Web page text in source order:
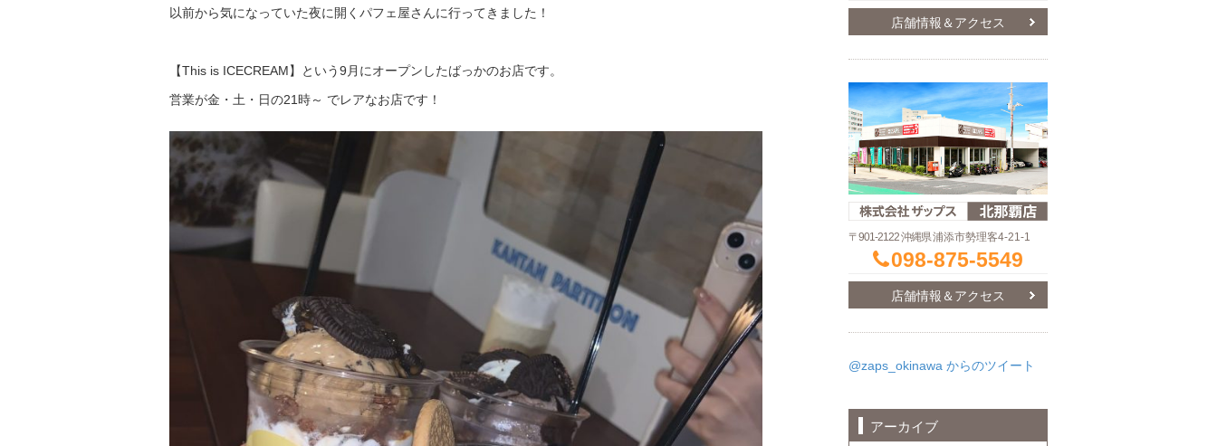
以前から気になっていた夜に開くパフェ屋さんに行ってきました！
【This is ICECREAM】という9月にオープンしたばっかのお店です。
営業が金・土・日の21時～ でレアなお店です！
店舗情報＆アクセス
〒901-2122 沖縄県浦添市勢理客4-21-1
098-875-5549
店舗情報＆アクセス
@zaps_okinawa からのツイート
アーカイブ